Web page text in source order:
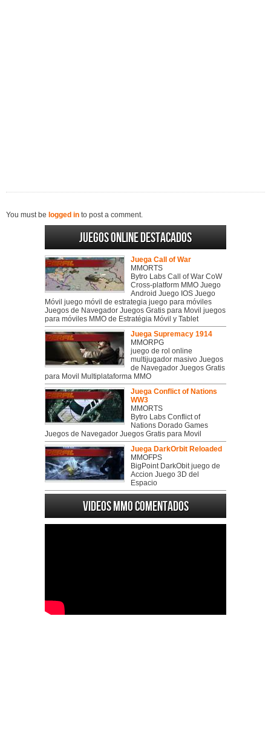
You must be logged in to post a comment.
Juegos online destacados
Juega Call of War
MMORTS
Bytro Labs Call of War CoW
Cross-platform MMO Juego
Android Juego IOS Juego
Móvil juego móvil de estrategia juego para móviles
Juegos de Navegador Juegos Gratis para Movil juegos
para móviles MMO de Estratégia Móvil y Tablet
Juega Supremacy 1914
MMORPG
juego de rol online
multijugador masivo Juegos
de Navegador Juegos Gratis
para Movil Multiplataforma MMO
Juega Conflict of Nations
WW3
MMORTS
Bytro Labs Conflict of
Nations Dorado Games
Juegos de Navegador Juegos Gratis para Movil
Juega DarkOrbit Reloaded
MMOFPS
BigPoint DarkObit juego de
Accion Juego 3D del
Espacio
Videos MMO Comentados